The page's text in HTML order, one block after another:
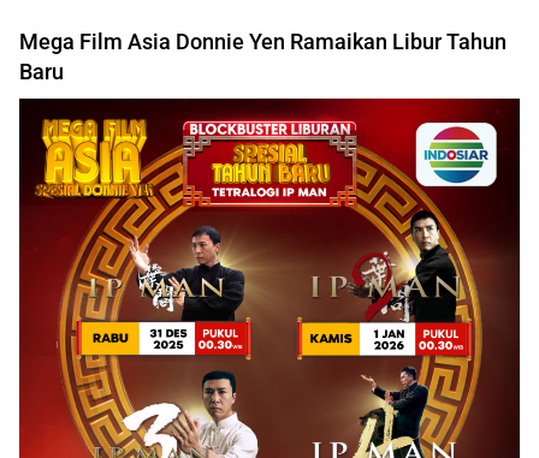
Mega Film Asia Donnie Yen Ramaikan Libur Tahun
Baru